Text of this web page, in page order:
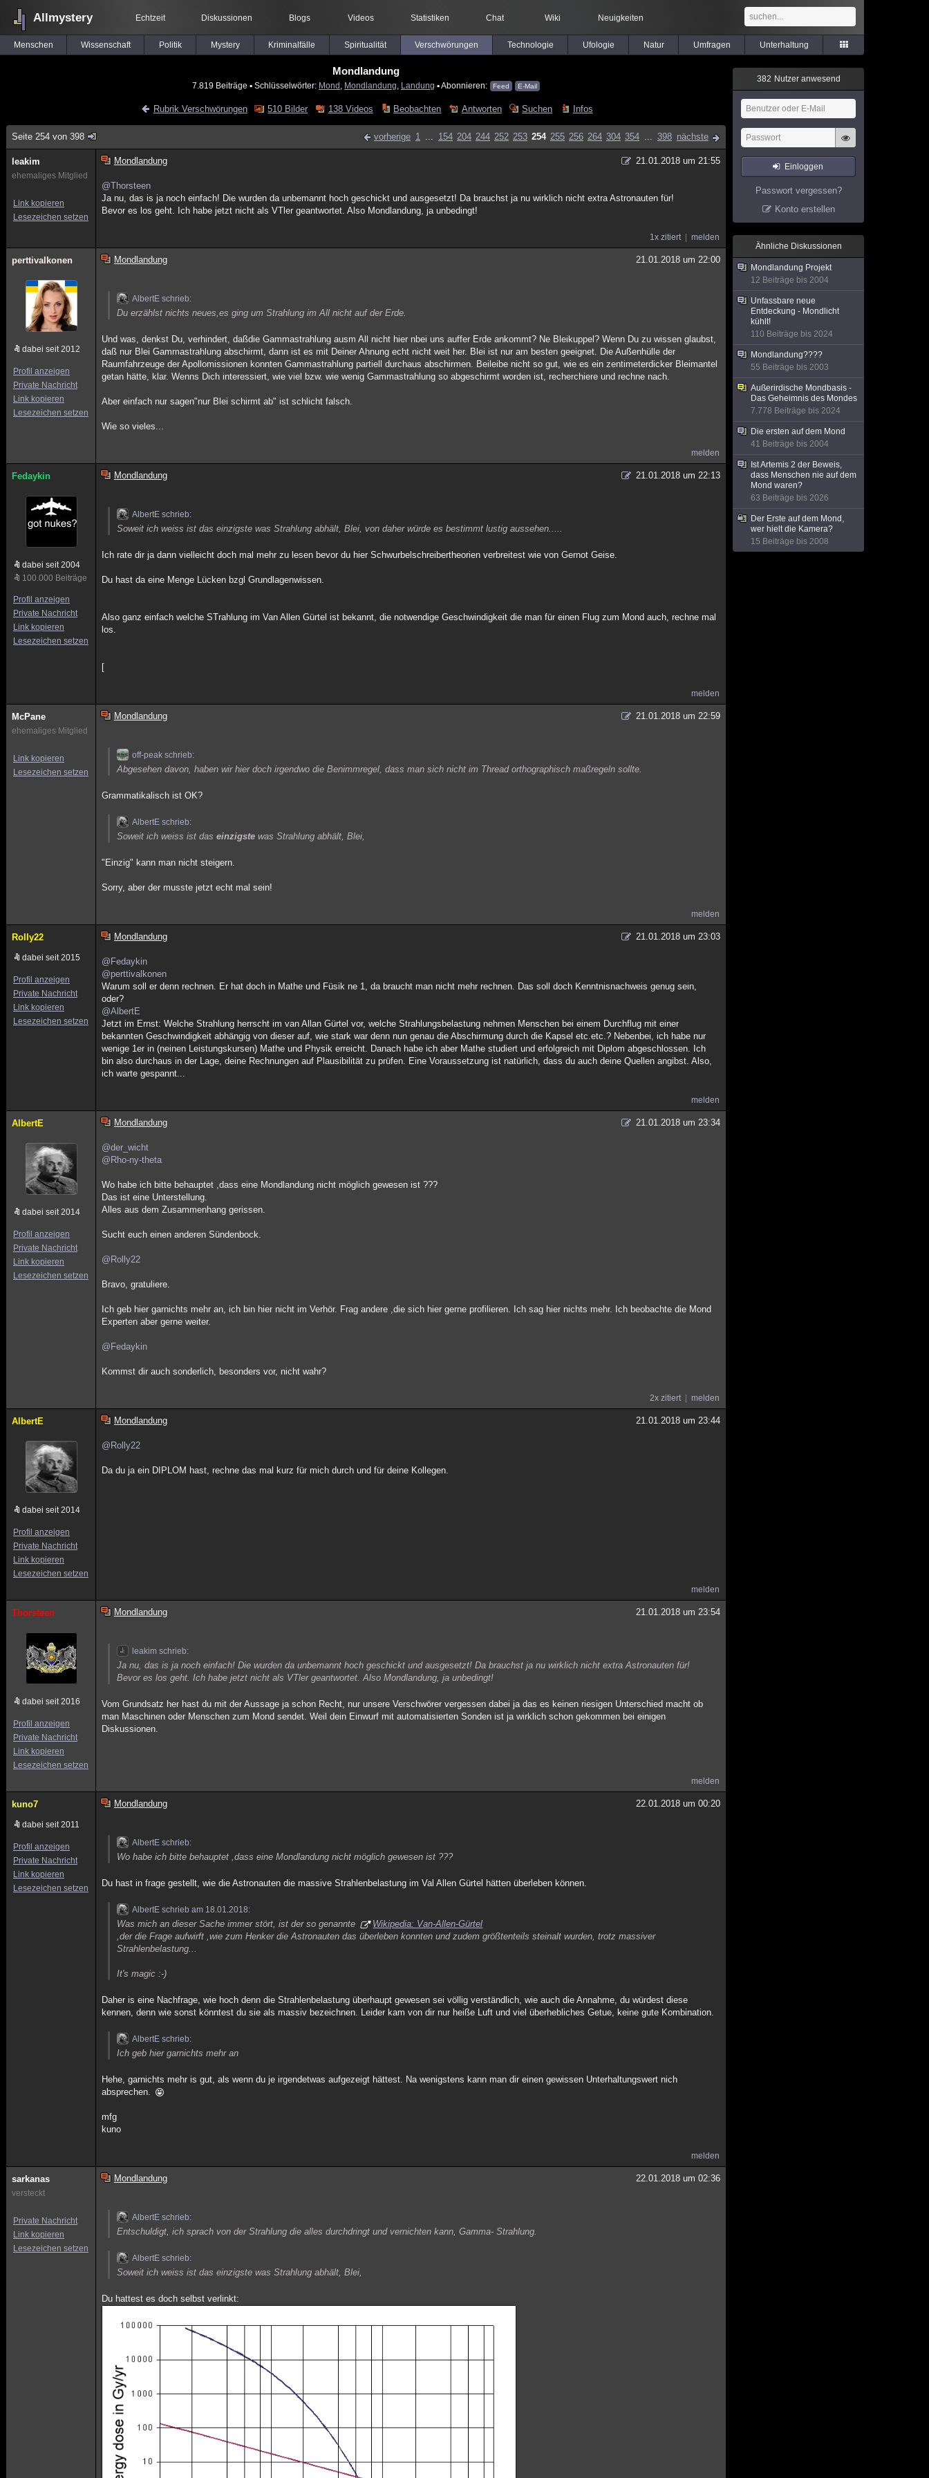
Allmystery Echtzeit Diskussionen Blogs Videos Statistiken Chat Wiki Neuigkeiten
Menschen Wissenschaft Politik Mystery Kriminalfälle Spiritualität Verschwörungen Technologie Ufologie Natur Umfragen Unterhaltung
Mondlandung
7.819 Beiträge ▪ Schlüsselwörter: Mond Mondlandung Landung ▪ Abonnieren: Feed E-Mail
Rubrik Verschwörungen 510 Bilder 138 Videos Beobachten Antworten Suchen Infos
Seite 254 von 398 vorherige 1 ... 154 204 244 252 253 254 255 256 264 304 354 ... 398 nächste
leakim
ehemaliges Mitglied
Link kopieren
Lesezeichen setzen
Mondlandung 21.01.2018 um 21:55
@Thorsteen
Ja nu, das is ja noch einfach! Die wurden da unbemannt hoch geschickt und ausgesetzt! Da brauchst ja nu wirklich nicht extra Astronauten für!
Bevor es los geht. Ich habe jetzt nicht als VTler geantwortet. Also Mondlandung, ja unbedingt!
1x zitiert melden
perttivalkonen
dabei seit 2012
Profil anzeigen
Private Nachricht
Link kopieren
Lesezeichen setzen
Mondlandung 21.01.2018 um 22:00
AlbertE schrieb:
Du erzählst nichts neues,es ging um Strahlung im All nicht auf der Erde.
Und was, denkst Du, verhindert, daßdie Gammastrahlung ausm All nicht hier nbei uns auffer Erde ankommt? Ne Bleikuppel? Wenn Du zu wissen glaubst,
daß nur Blei Gammastrahlung abschirmt, dann ist es mit Deiner Ahnung echt nicht weit her. Blei ist nur am besten geeignet. Die Außenhülle der
Raumfahrzeuge der Apollomissionen konnten Gammastrahlung partiell durchaus abschirmen. Beileibe nicht so gut, wie es ein zentimeterdicker Bleimantel
getan hätte, klar. Wenns Dich interessiert, wie viel bzw. wie wenig Gammastrahlung so abgeschirmt worden ist, recherchiere und rechne nach.
Aber einfach nur sagen"nur Blei schirmt ab" ist schlicht falsch.
Wie so vieles...
melden
Fedaykin
dabei seit 2004
100.000 Beiträge
Profil anzeigen
Private Nachricht
Link kopieren
Lesezeichen setzen
Mondlandung 21.01.2018 um 22:13
AlbertE schrieb:
Soweit ich weiss ist das einzigste was Strahlung abhält, Blei, von daher würde es bestimmt lustig aussehen.....
Ich rate dir ja dann vielleicht doch mal mehr zu lesen bevor du hier Schwurbelschreibertheorien verbreitest wie von Gernot Geise.
Du hast da eine Menge Lücken bzgl Grundlagenwissen.
Also ganz einfach welche STrahlung im Van Allen Gürtel ist bekannt, die notwendige Geschwindigkeit die man für einen Flug zum Mond auch, rechne mal
los.
[
melden
McPane
ehemaliges Mitglied
Link kopieren
Lesezeichen setzen
Mondlandung 21.01.2018 um 22:59
off-peak schrieb:
Abgesehen davon, haben wir hier doch irgendwo die Benimmregel, dass man sich nicht im Thread orthographisch maßregeln sollte.
Grammatikalisch ist OK?
AlbertE schrieb:
Soweit ich weiss ist daseinzigste was Strahlung abhält, Blei,
"Einzig" kann man nicht steigern.
Sorry, aber der musste jetzt echt mal sein!
melden
Rolly22
dabei seit 2015
Profil anzeigen
Private Nachricht
Link kopieren
Lesezeichen setzen
Mondlandung 21.01.2018 um 23:03
@Fedaykin
@perttivalkonen
Warum soll er denn rechnen. Er hat doch in Mathe und Füsik ne 1, da braucht man nicht mehr rechnen. Das soll doch Kenntnisnachweis genug sein,
oder?
@AlbertE
Jetzt im Ernst: Welche Strahlung herrscht im van Allan Gürtel vor, welche Strahlungsbelastung nehmen Menschen bei einem Durchflug mit einer
bekannten Geschwindigkeit abhängig von dieser auf, wie stark war denn nun genau die Abschirmung durch die Kapsel etc.etc.? Nebenbei, ich habe nur
wenige 1er in (neinen Leistungskursen) Mathe und Physik erreicht. Danach habe ich aber Mathe studiert und erfolgreich mit Diplom abgeschlossen. Ich
bin also durchaus in der Lage, deine Rechnungen auf Plausibilität zu prüfen. Eine Voraussetzung ist natürlich, dass du auch deine Quellen angibst. Also,
ich warte gespannt...
melden
AlbertE
dabei seit 2014
Profil anzeigen
Private Nachricht
Link kopieren
Lesezeichen setzen
Mondlandung 21.01.2018 um 23:34
@der_wicht
@Rho-ny-theta
Wo habe ich bitte behauptet ,dass eine Mondlandung nicht möglich gewesen ist ???
Das ist eine Unterstellung.
Alles aus dem Zusammenhang gerissen.
Sucht euch einen anderen Sündenbock.
@Rolly22
Bravo, gratuliere.
Ich geb hier garnichts mehr an, ich bin hier nicht im Verhör. Frag andere ,die sich hier gerne profilieren. Ich sag hier nichts mehr. Ich beobachte die Mond
Experten aber gerne weiter.
@Fedaykin
Kommst dir auch sonderlich, besonders vor, nicht wahr?
2x zitiert melden
AlbertE
dabei seit 2014
Profil anzeigen
Private Nachricht
Link kopieren
Lesezeichen setzen
Mondlandung 21.01.2018 um 23:44
@Rolly22
Da du ja ein DIPLOM hast, rechne das mal kurz für mich durch und für deine Kollegen.
melden
Thorsteen
dabei seit 2016
Profil anzeigen
Private Nachricht
Link kopieren
Lesezeichen setzen
Mondlandung 21.01.2018 um 23:54
leakim schrieb:
Ja nu, das is ja noch einfach! Die wurden da unbemannt hoch geschickt und ausgesetzt! Da brauchst ja nu wirklich nicht extra Astronauten für!
Bevor es los geht. Ich habe jetzt nicht als VTler geantwortet. Also Mondlandung, ja unbedingt!
Vom Grundsatz her hast du mit der Aussage ja schon Recht, nur unsere Verschwörer vergessen dabei ja das es keinen riesigen Unterschied macht ob
man Maschinen oder Menschen zum Mond sendet. Weil dein Einwurf mit automatisierten Sonden ist ja wirklich schon gekommen bei einigen
Diskussionen.
melden
kuno7
dabei seit 2011
Profil anzeigen
Private Nachricht
Link kopieren
Lesezeichen setzen
Mondlandung 22.01.2018 um 00:20
AlbertE schrieb:
Wo habe ich bitte behauptet ,dass eine Mondlandung nicht möglich gewesen ist ???
Du hast in frage gestellt, wie die Astronauten die massive Strahlenbelastung im Val Allen Gürtel hätten überleben können.
AlbertE schrieb am 18.01.2018:
Was mich an dieser Sache immer stört, ist der so genannte
Wikipedia: Van-Allen-Gürtel
,der die Frage aufwirft ,wie zum Henker die Astronauten das überleben konnten und zudem größtenteils steinalt wurden, trotz massiver
Strahlenbelastung...
It's magic :-)
Daher is eine Nachfrage, wie hoch denn die Strahlenbelastung überhaupt gewesen sei völlig verständlich, wie auch die Annahme, du würdest diese
kennen, denn wie sonst könntest du sie als massiv bezeichnen. Leider kam von dir nur heiße Luft und viel überhebliches Getue, keine gute Kombination.
AlbertE schrieb:
Ich geb hier garnichts mehr an
Hehe, garnichts mehr is gut, als wenn du je irgendetwas aufgezeigt hättest. Na wenigstens kann man dir einen gewissen Unterhaltungswert nich
absprechen.
mfg
kuno
melden
sarkanas
versteckt
Private Nachricht
Link kopieren
Lesezeichen setzen
Mondlandung 22.01.2018 um 02:36
AlbertE schrieb:
Entschuldigt, ich sprach von der Strahlung die alles durchdringt und vernichten kann, Gamma- Strahlung.
AlbertE schrieb:
Soweit ich weiss ist das einzigste was Strahlung abhält, Blei,
Du hattest es doch selbst verlinkt:
382 Nutzer anwesend
Einloggen
Passwort vergessen?
Konto erstellen
Ähnliche Diskussionen
Mondlandung Projekt
12 Beiträge bis 2004
Unfassbare neue
Entdeckung - Mondlicht
kühlt!
110 Beiträge bis 2024
Mondlandung????
55 Beiträge bis 2003
Außerirdische Mondbasis -
Das Geheimnis des Mondes
7.778 Beiträge bis 2024
Die ersten auf dem Mond
41 Beiträge bis 2004
Ist Artemis 2 der Beweis,
dass Menschen nie auf dem
Mond waren?
63 Beiträge bis 2026
Der Erste auf dem Mond,
wer hielt die Kamera?
15 Beiträge bis 2008